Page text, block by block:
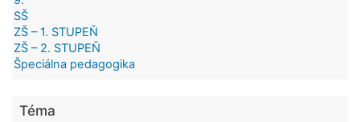
SŠ
ZŠ – 1. STUPEŇ
ZŠ – 2. STUPEŇ
Špeciálna pedagogika
Téma